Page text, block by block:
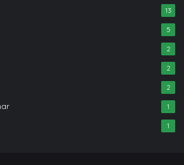
13
5
2
2
2
1
1